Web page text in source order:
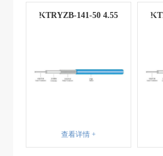
KTRYZB-141-50 4.55
查看详情 +